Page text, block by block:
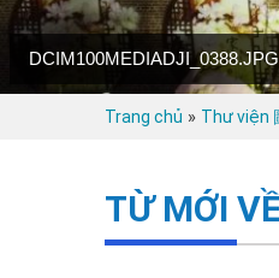
DCIM100MEDIADJI_0388.JPG
Trang chủ » Thư viện
TỪ MỚI